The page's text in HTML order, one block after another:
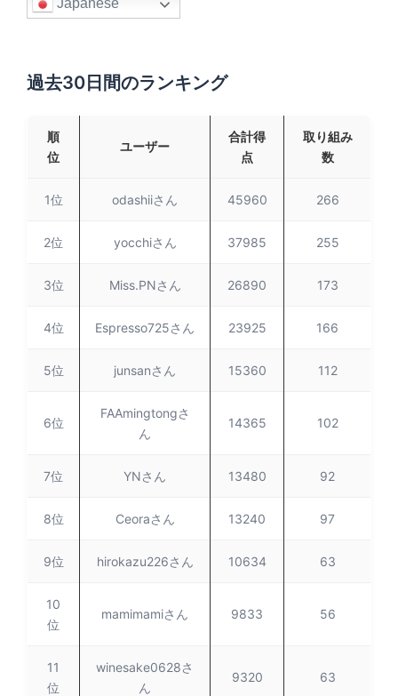
Japanese
過去30日間のランキング
順
位
ユーザー
合計得
点
取り組み
数
1位 odashiiさん 45960 266
2位 yocchiさん 37985 255
3位 Miss.PNさん 26890 173
4位 Espresso725さん 23925 166
5位 junsanさん 15360 112
6位
FAAmingtongさ
ん
14365 102
7位 YNさん 13480 92
8位 Ceoraさん 13240 97
9位 hirokazu226さん 10634 63
10
位
mamimamiさん 9833 56
11
位
winesake0628さ
ん
9320 63